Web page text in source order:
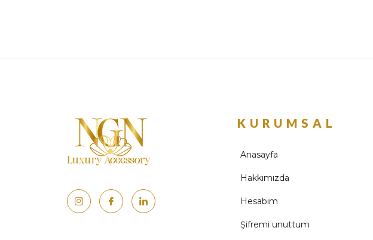
KURUMSAL
Anasayfa
Hakkımızda
Hesabım
Şifremi unuttum